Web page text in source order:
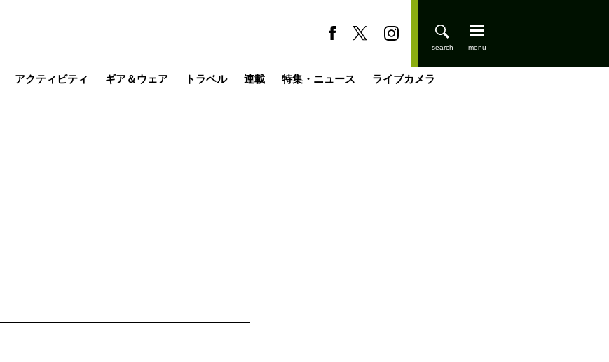
アクティビティ ギア＆ウェア トラベル 連載 特集・ニュース ライブカメラ